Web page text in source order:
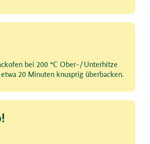
bei 200 °C Ober-/Unterhitze
20 Minuten knusprig überbacken.